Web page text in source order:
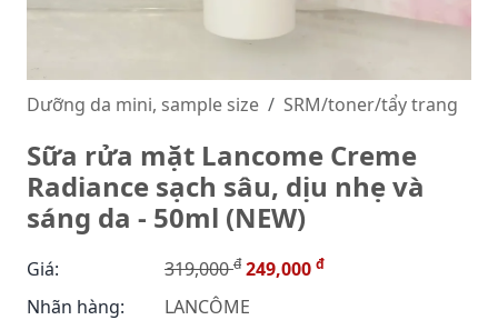
Dưỡng da mini, sample size SRM/toner/tẩy trang
Sữa rửa mặt Lancome Creme
Radiance sạch sâu, dịu nhẹ và
sáng da - 50ml (NEW)
Giá: 319,000đ 249,000 đ
Nhãn hàng:
LANCÔME